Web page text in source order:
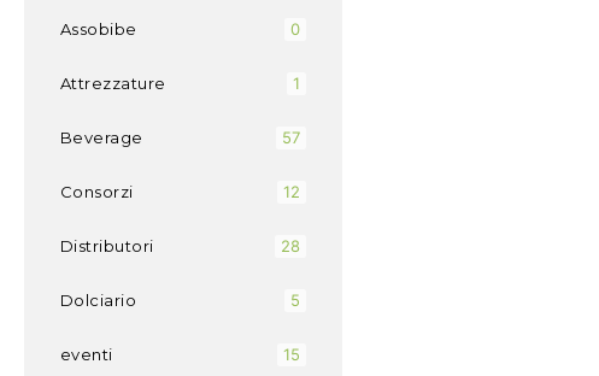
Assobibe 0
Attrezzature 1
Beverage 57
Consorzi 12
Distributori 28
Dolciario 5
eventi 15